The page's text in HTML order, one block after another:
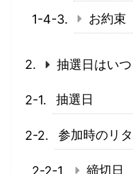
お約束
抽選日はい
抽選日
参加時のリ
締切日